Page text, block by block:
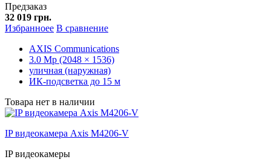
Предзаказ
32 019 грн.
Избранноее В сравнение
AXIS Communications
3.0 Mp (2048 × 1536)
уличная (наружная)
ИК-подсветка до 15 м
Товара нет в наличии
IP видеокамера Axis M4206-V
IP видеокамеры